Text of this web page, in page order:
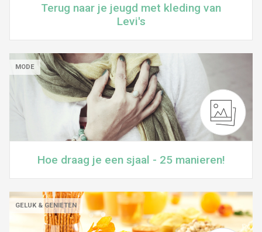
Terug naar je jeugd met kleding van
Levi's
MODE
Hoe draag je een sjaal - 25 manieren!
GELUK & GENIETEN